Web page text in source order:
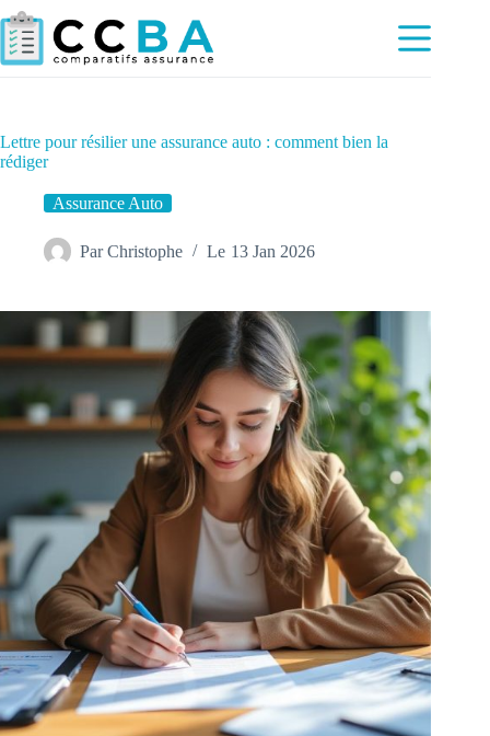
Passer
au
contenu
Lettre pour résilier une assurance auto : comment bien la
rédiger
Assurance Auto
Par Christophe Le 13 Jan 2026